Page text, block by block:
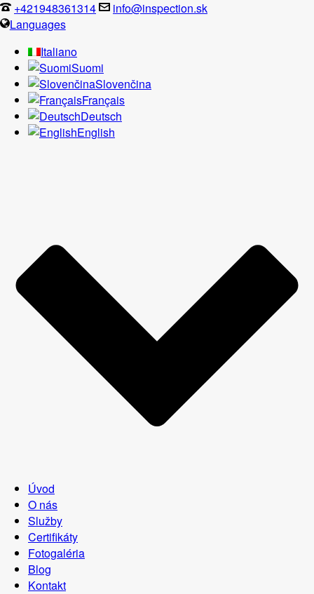
+421948361314
info@inspection.sk
Languages
Italiano
Suomi
Slovenčina
Français
Deutsch
English
Úvod
O nás
Služby
Certifikáty
Fotogaléria
Blog
Kontakt